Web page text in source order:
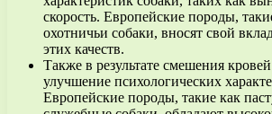
скорость. Европейские породы,
охотничьи собаки, вносят свой
этих качеств.
Также в результате смешения
улучшение психологических
Европейские породы, такие как